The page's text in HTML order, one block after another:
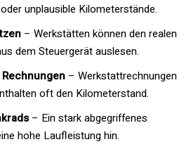
unplausible Kilometerstände.
– Werkstätten können den realen
dem Steuergerät auslesen.
– Werkstattrechnungen
oft den Kilometerstand.
– Ein stark abgegriffenes
hohe Laufleistung hin.